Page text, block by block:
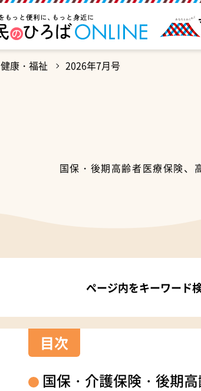
健康・福祉 2026年7月号
国保・後期高齢者医療保険、
ページ内をキーワード
目次
国保・介護保険・後期